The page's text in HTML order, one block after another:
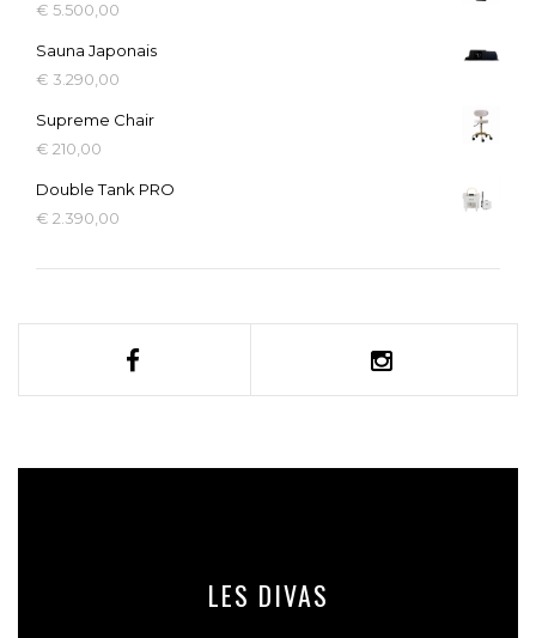
€ 5.500,00
Sauna Japonais
€ 3.290,00
Supreme Chair
€ 210,00
Double Tank PRO
€ 2.390,00
LES DIVAS